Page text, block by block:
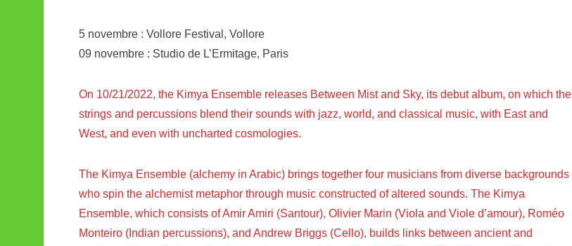
5 novembre : Vollore Festival, Vollore
09 novembre : Studio de L’Ermitage, Paris
On 10/21/2022, the Kimya Ensemble releases Between Mist and Sky, its debut album, on which the
strings and percussions blend their sounds with jazz, world, and classical music, with East and
West, and even with uncharted cosmologies.
The Kimya Ensemble (alchemy in Arabic) brings together four musicians from diverse backgrounds
who spin the alchemist metaphor through music constructed of altered sounds. The Kimya
Ensemble, which consists of Amir Amiri (Santour), Olivier Marin (Viola and Viole d’amour), Roméo
Monteiro (Indian percussions), and Andrew Briggs (Cello), builds links between ancient and